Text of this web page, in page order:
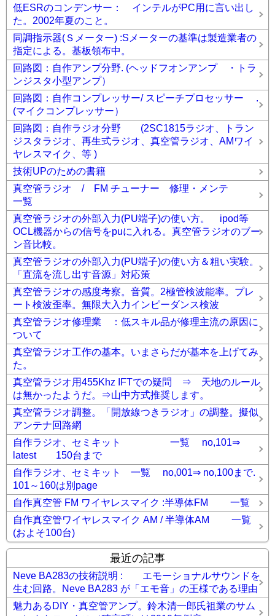
低ESRのコンデンサー： インテルがPC用に言い出し
た。2002年夏のこと。
同調指示器(Ｓメーター) :Sメーターの基準は製造業者の
指定による。基板領布中。
回路図：自作アンプ分野. (ヘッドフオンアンプ ・トラ
ンジスタ小型アンプ）
回路図：自作コンプレッサー/ スピーチプロセッサー .
(マイクコンプレッサー）
回路図：自作ラジオ分野 (2SC1815ラジオ、トラン
ジスタラジオ、再生式ラジオ、真空管ラジオ、AMワイ
ヤレスマイク、等 )
技術UPのための書籍
真空管ラジオ / FM チューナー 修理・メンテ
一覧
真空管ラジオの外部入力(PU端子)の使い方。 ipod等
OCL機器からの信号をpuに入れる。真空管ラジオのブー
ン音比較。
真空管ラジオの外部入力(PU端子)の使い方＆粗い実験。
「直流を流し出す音源」対応策
真空管ラジオの感度考察。音質。2極管検波能率。プレ
ート検波歪率。無限大入力インピーダンス検波
真空管ラジオ修理業 ：低スキル品が修理主流の原因に
ついて
真空管ラジオ工作の基本。いまさらだが基本を上げてみ
た。
真空管ラジオ用455Khz IFTでの疑問 ⇒ 天地のルール
は無かったようだ。⇒山中方式推奨します。
真空管ラジオ調整。「開放線つきラジオ」の調整。擬似
アンテナ回路網
自作ラジオ、セミキット 一覧 no,101⇒
latest 150台まで
自作ラジオ、セミキット 一覧 no,001⇒ no,100まで.
101～160は別page
自作真空管 FM ワイヤレスマイク :半導体FM 一覧
自作真空管ワイヤレスマイク AM / 半導体AM 一覧
(およそ100台)
最近の記事
Neve BA283の技術説明 : エモーショナルサウンドを
生む回路。Neve BA283 が「エモ音」の王様である理由
魅力あるDIY・真空管アンプ。鈴木清一郎氏祖業のサム